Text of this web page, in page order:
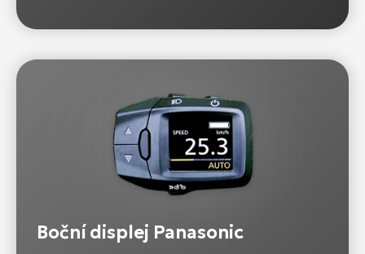
Boční displej Panasonic